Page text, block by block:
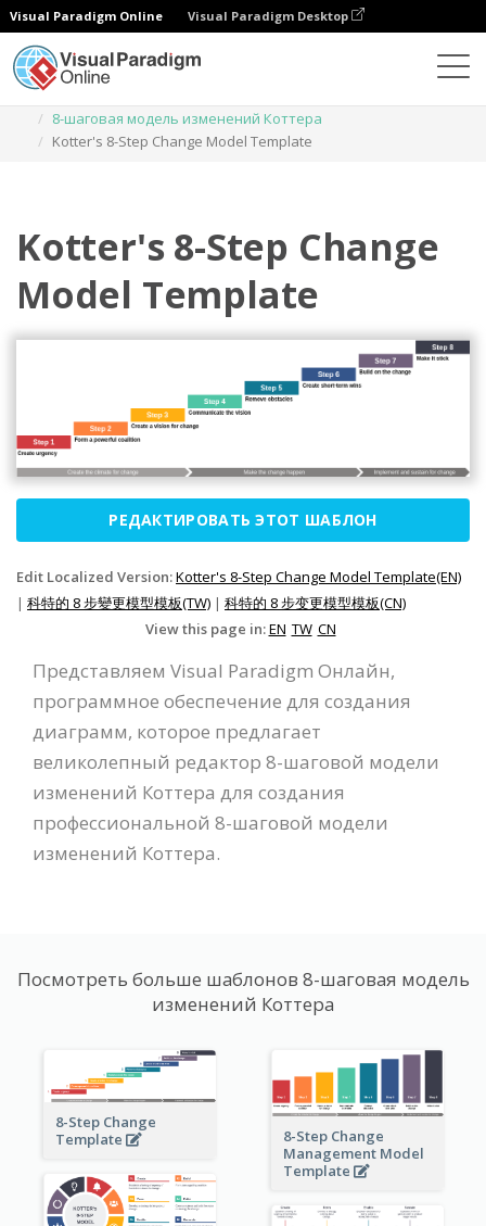
Visual Paradigm Online Visual Paradigm Desktop
8-шаговая модель изменений Коттера
Kotter's 8-Step Change Model Template
Kotter's 8-Step Change
Model Template
РЕДАКТИРОВАТЬ ЭТОТ ШАБЛОН
Edit Localized Version:Kotter's 8-Step Change Model Template(EN)
| 科特的 8 步變更模型模板(TW) | 科特的 8 步变更模型模板(CN)
View this page in:EN TW CN
Представляем Visual Paradigm Онлайн,
программное обеспечение для создания
диаграмм, которое предлагает
великолепный редактор 8-шаговой модели
изменений Коттера для создания
профессиональной 8-шаговой модели
изменений Коттера.
Посмотреть больше шаблонов 8-шаговая модель
изменений Коттера
8-Step Change
Template
8-Step Change
Management Model
Template